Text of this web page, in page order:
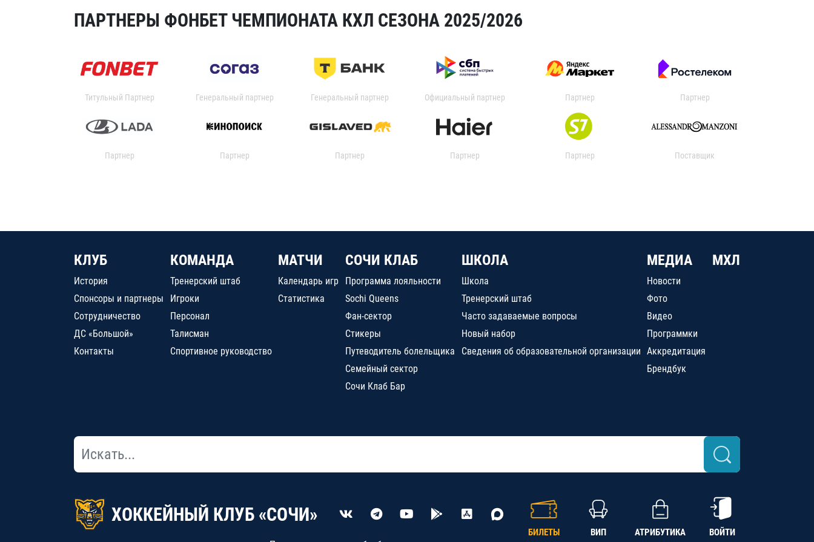
ПАРТНЕРЫ ФОНБЕТ ЧЕМПИОНАТА КХЛ СЕЗОНА 2025/2026
Титульный Партнер Генеральный партнер Генеральный партнер Официальный партнер Партнер Партнер
Партнер Партнер Партнер Партнер Партнер Поставщик
КЛУБ
История
Спонсоры и партнеры
Сотрудничество
ДС «Большой»
Контакты
КОМАНДА
Тренерский штаб
Игроки
Персонал
Талисман
Спортивное руководство
МАТЧИ
Календарь игр
Статистика
СОЧИ КЛАБ
Программа лояльности
Sochi Queens
Фан-сектор
Стикеры
Путеводитель болельщика
Семейный сектор
Сочи Клаб Бар
ШКОЛА
Школа
Тренерский штаб
Часто задаваемые вопросы
Новый набор
Сведения об образовательной организации
МЕДИА
Новости
Фото
Видео
Программки
Аккредитация
Брендбук
МХЛ
ХОККЕЙНЫЙ КЛУБ «СОЧИ»
БИЛЕТЫ ВИП АТРИБУТИКА ВОЙТИ